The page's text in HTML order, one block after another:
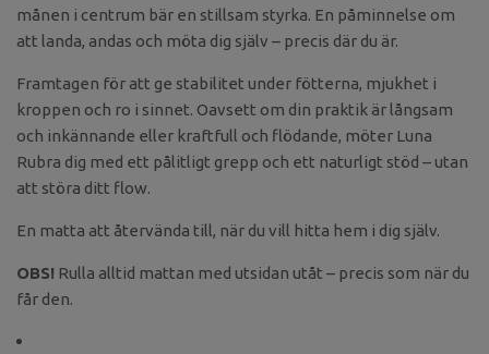
månen i centrum bär en stillsam styrka. En påminnelse om
att landa, andas och möta dig själv – precis där du är.
Framtagen för att ge stabilitet under fötterna, mjukhet i
kroppen och ro i sinnet. Oavsett om din praktik är långsam
och inkännande eller kraftfull och flödande, möter Luna
Rubra dig med ett pålitligt grepp och ett naturligt stöd – utan
att störa ditt flow.
En matta att återvända till, när du vill hitta hem i dig själv.
OBS! Rulla alltid mattan med utsidan utåt – precis som när du
får den.